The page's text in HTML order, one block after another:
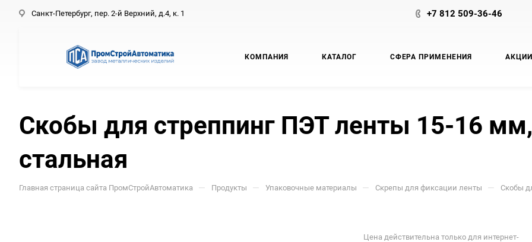
Санкт-Петербург, пер. 2-й Верхний, д.4, к. 1 +7 812 509-36-46
КОМПАНИЯ КАТАЛОГ СФЕРА ПРИМЕНЕНИЯ АКЦИИ
Скобы для стреппинг ПЭТ ленты 15-16
стальная
Главная страница сайта ПромСтройАвтоматика — Продукты — Упаковочные материалы — Скрепы для фиксации ленты — Скобы
Цена действительна только для интернет-